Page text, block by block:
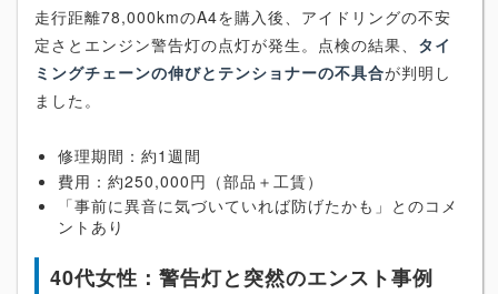
走行距離78,000kmのA4を購入後、アイドリングの不安
定さとエンジン警告灯の点灯が発生。点検の結果、 タイ
ミングチェーンの伸びとテンショナーの不具合が判明し
ました。
修理期間：約1週間
費用：約250,000円（部品＋工賃）
「事前に異音に気づいていれば防げたかも」とのコメ
ントあり
40代女性：警告灯と突然のエンスト事例